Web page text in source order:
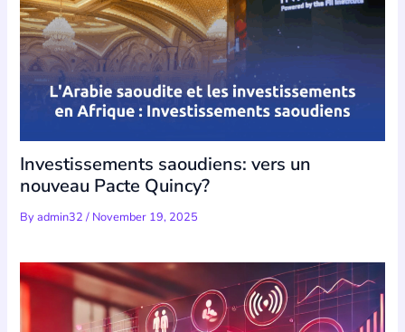
Investissements saoudiens: vers un
nouveau Pacte Quincy?
Byadmin32/ November 19, 2025